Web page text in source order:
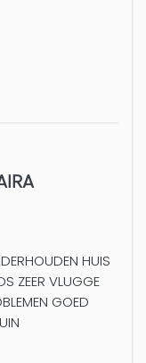
HUIS
ZEER VLUGGE
GOED